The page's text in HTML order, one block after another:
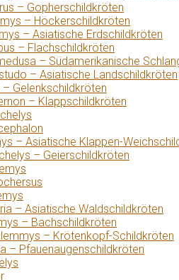
– Gopherschildkröten
– Höckerschildkröten
– Asiatische Erdschildkröten
– Flachschildkröten
– Südamerikanische
– Asiatische Landschildkröten
– Gelenkschildkröten
– Klappschildkröten
– Asiatische Klappen-
– Geierschildkröten
– Asiatische Waldschildkröten
– Bachschildkröten
– Krötenkopf-Schildkröten
– Pfauenaugenschildkröten